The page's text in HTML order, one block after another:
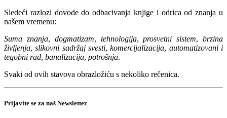
Sledeći razlozi dovode do odbacivanja knjige i odrica od znanja u
našem vremenu:
Suma znanja, dogmatizam, tehnologija,prosvetni sistem,brzina
življenja,slikovni sadržaj svesti,komercijalizacija, automatizovani i
tegobni rad, banalizacija, potrošnja.
Svaki od ovih stavova obrazložiću s nekoliko rečenica.
Prijavite se za naš Newsletter